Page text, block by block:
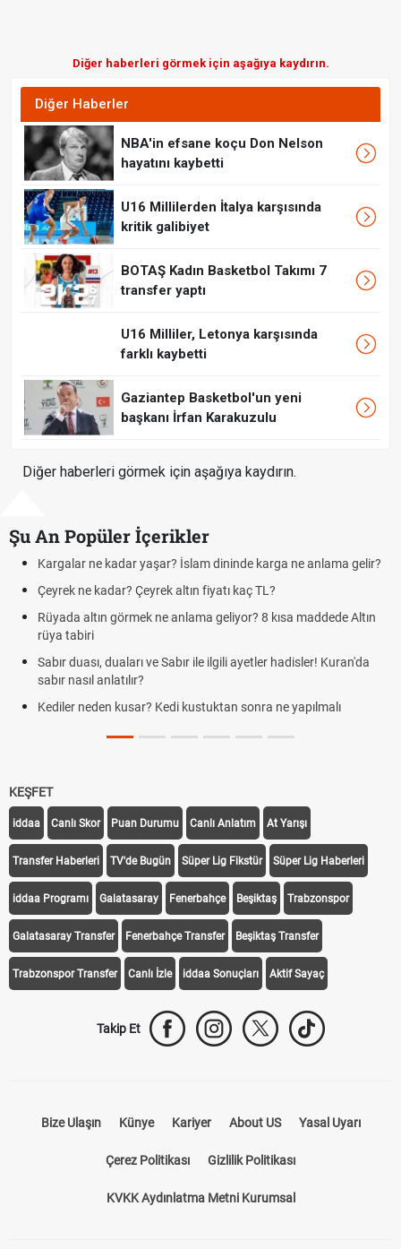
Diğer haberleri görmek için aşağıya kaydırın.
Diğer Haberler
NBA'in efsane koçu Don Nelson
hayatını kaybetti
U16 Millilerden İtalya karşısında
kritik galibiyet
BOTAŞ Kadın Basketbol Takımı 7
transfer yaptı
U16 Milliler, Letonya karşısında
farklı kaybetti
Gaziantep Basketbol'un yeni
başkanı İrfan Karakuzulu
Diğer haberleri görmek için aşağıya kaydırın.
Şu An Popüler İçerikler
İslam dininde karga ne anlama gelir?
altın fiyatı kaç TL?
ne anlama geliyor? 8 kısa maddede Altın
ve Sabır ile ilgili ayetler hadisler! Kuran'da
Kedi kustuktan sonra ne yapılmalı
Futbolda ofsayt
Cemre düştü mü?
Rüyada kedi görmek
tarifi
KEŞFET
iddaa Canlı Skor Puan Durumu Canlı Anlatım At Yarışı
Transfer Haberleri TV'de Bugün Süper Lig Fikstür Süper Lig Haberleri
iddaa Programı Galatasaray Fenerbahçe Beşiktaş Trabzonspor
Galatasaray Transfer Fenerbahçe Transfer Beşiktaş Transfer
Trabzonspor Transfer Canlı İzle iddaa Sonuçları Aktif Sayaç
Takip Et
Bize Ulaşın Künye Kariyer About US Yasal Uyarı
Çerez Politikası Gizlilik Politikası
KVKK Aydınlatma Metni Kurumsal